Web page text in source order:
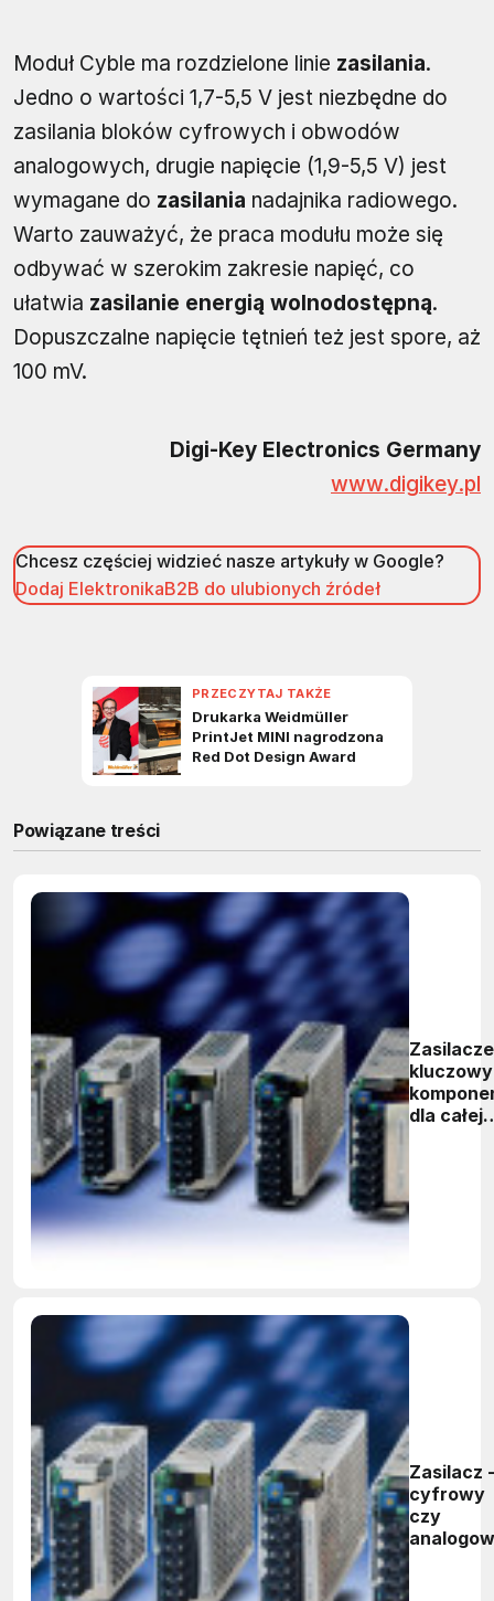
Moduł Cyble ma rozdzielone linie zasilania.
Jedno o wartości 1,7-5,5 V jest niezbędne do
zasilania bloków cyfrowych i obwodów
analogowych, drugie napięcie (1,9-5,5 V) jest
wymagane do zasilania nadajnika radiowego.
Warto zauważyć, że praca modułu może się
odbywać w szerokim zakresie napięć, co
ułatwia zasilanie energią wolnodostępną.
Dopuszczalne napięcie tętnień też jest spore, aż
100 mV.
Digi-Key Electronics Germany
www.digikey.pl
Chcesz częściej widzieć nasze artykuły w Google?
Dodaj ElektronikaB2B do ulubionych źródeł
Powiązane treści
Zasilacze
dla całej
Zasilacz -
cyfrowy
czy